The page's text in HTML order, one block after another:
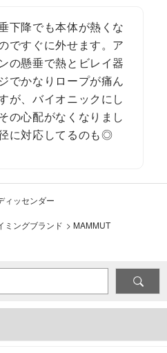
下降でも本体が熱くな
ですぐに外せます。ア
の懸垂で熱とビレイ器
でかなりロープが痛ん
が、バイオニックにし
の心配がなくなりまし
に対応してるのも◎
ィッセンダー
ミングブランド > MAMMUT